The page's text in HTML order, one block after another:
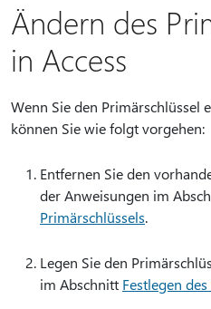
Ändern des
in Access
Wenn Sie den Primärschlüssel
können Sie wie folgt vorgehen:
Entfernen Sie den
der Anweisungen im
Primärschlüssels.
Legen Sie den
im Abschnitt Festlegen